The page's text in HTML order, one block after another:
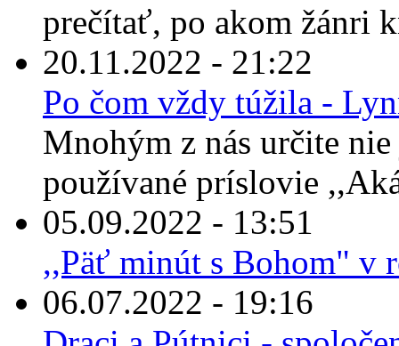
prečítať, po akom žánri
20.11.2022 - 21:22
Po čom vždy túžila -
Mnohým z nás určite nie
používané príslovie
05.09.2022 - 13:51
,,Päť minút s Bohom" v
06.07.2022 - 19:16